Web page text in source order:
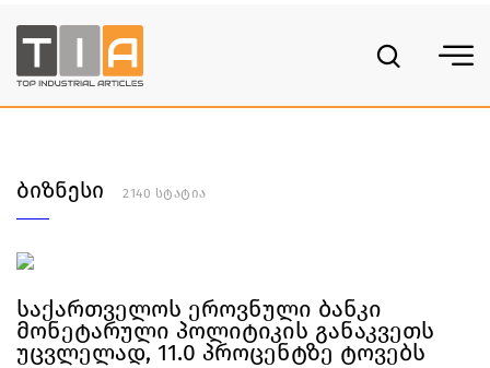
ბიზნესი 2140 სტატია
საქართველოს ეროვნული ბანკი
მონეტარული პოლიტიკის განაკვეთს
უცვლელად, 11.0 პროცენტზე ტოვებს